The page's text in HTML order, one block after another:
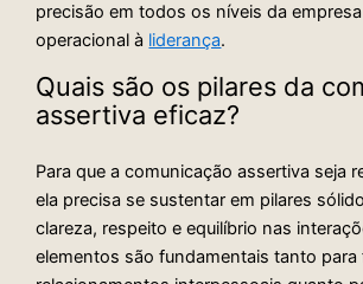
precisão em todos os níveis da
operacional à liderança.
Quais são os pilares da
assertiva eficaz?
Para que a comunicação assertiva seja
ela precisa se sustentar em pilares
clareza, respeito e equilíbrio nas
elementos são fundamentais tanto para